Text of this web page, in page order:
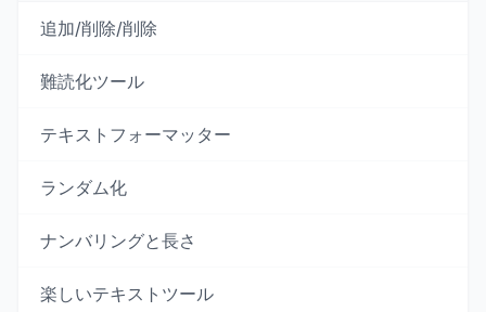
追加/削除/削除
難読化ツール
テキストフォーマッター
ランダム化
ナンバリングと長さ
楽しいテキストツール